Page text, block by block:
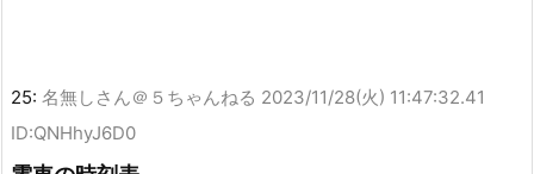
25: 名無しさん＠５ちゃんねる 2023/11/28(火) 11:47:32.41
ID:QNHhyJ6D0